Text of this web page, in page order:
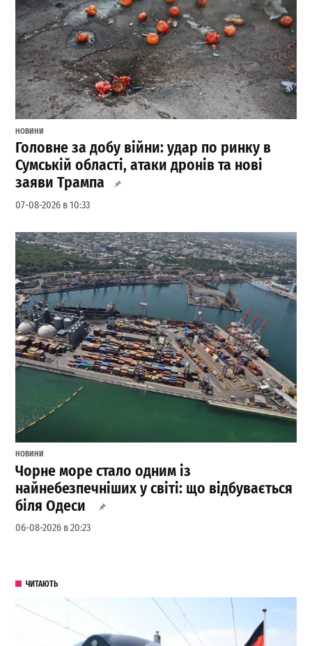
НОВИНИ
Головне за добу війни: удар по ринку в
Сумській області, атаки дронів та нові
заяви Трампа
07-08-2026 в 10:33
НОВИНИ
Чорне море стало одним із
найнебезпечніших у світі: що відбувається
біля Одеси
06-08-2026 в 20:23
ЧИТАЮТЬ